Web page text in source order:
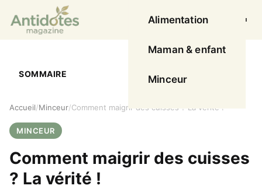
Ouvrir
Alimentation
Maman & enfant
Minceur
Accueil Minceur Comment maigrir des cuisses ? La vérité !
MINCEUR
Comment maigrir des cuisses
? La vérité !
SOMMAIRE